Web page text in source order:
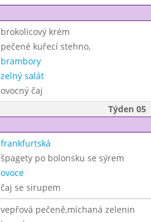
brokolicový krém
pečené kuřecí stehno,
brambory
zelný salát
ovocný čaj
Týden 05
frankfurtská
špagety po bolonsku se sýrem
ovoce
čaj se sirupem
vepřová pečeně,míchaná zelenin